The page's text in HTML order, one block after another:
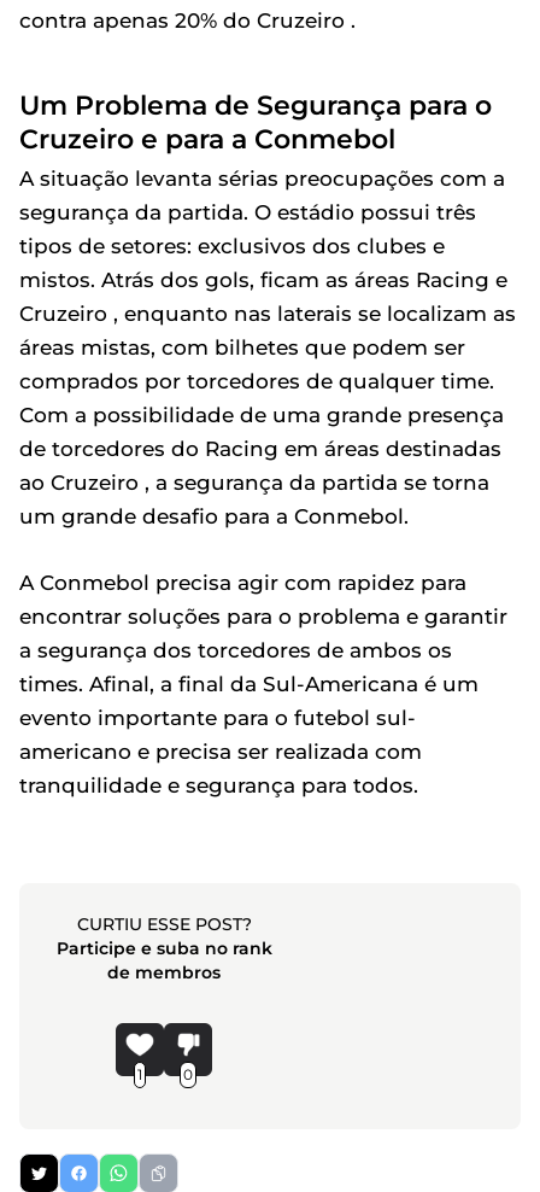
contra apenas 20% do Cruzeiro .
Um Problema de Segurança para o
Cruzeiro e para a Conmebol
A situação levanta sérias preocupações com a
segurança da partida. O estádio possui três
tipos de setores: exclusivos dos clubes e
mistos. Atrás dos gols, ficam as áreas Racing e
Cruzeiro , enquanto nas laterais se localizam as
áreas mistas, com bilhetes que podem ser
comprados por torcedores de qualquer time.
Com a possibilidade de uma grande presença
de torcedores do Racing em áreas destinadas
ao Cruzeiro , a segurança da partida se torna
um grande desafio para a Conmebol.
A Conmebol precisa agir com rapidez para
encontrar soluções para o problema e garantir
a segurança dos torcedores de ambos os
times. Afinal, a final da Sul-Americana é um
evento importante para o futebol sul-
americano e precisa ser realizada com
tranquilidade e segurança para todos.
CURTIU ESSE POST?
Participe e suba no rank
de membros
1 0